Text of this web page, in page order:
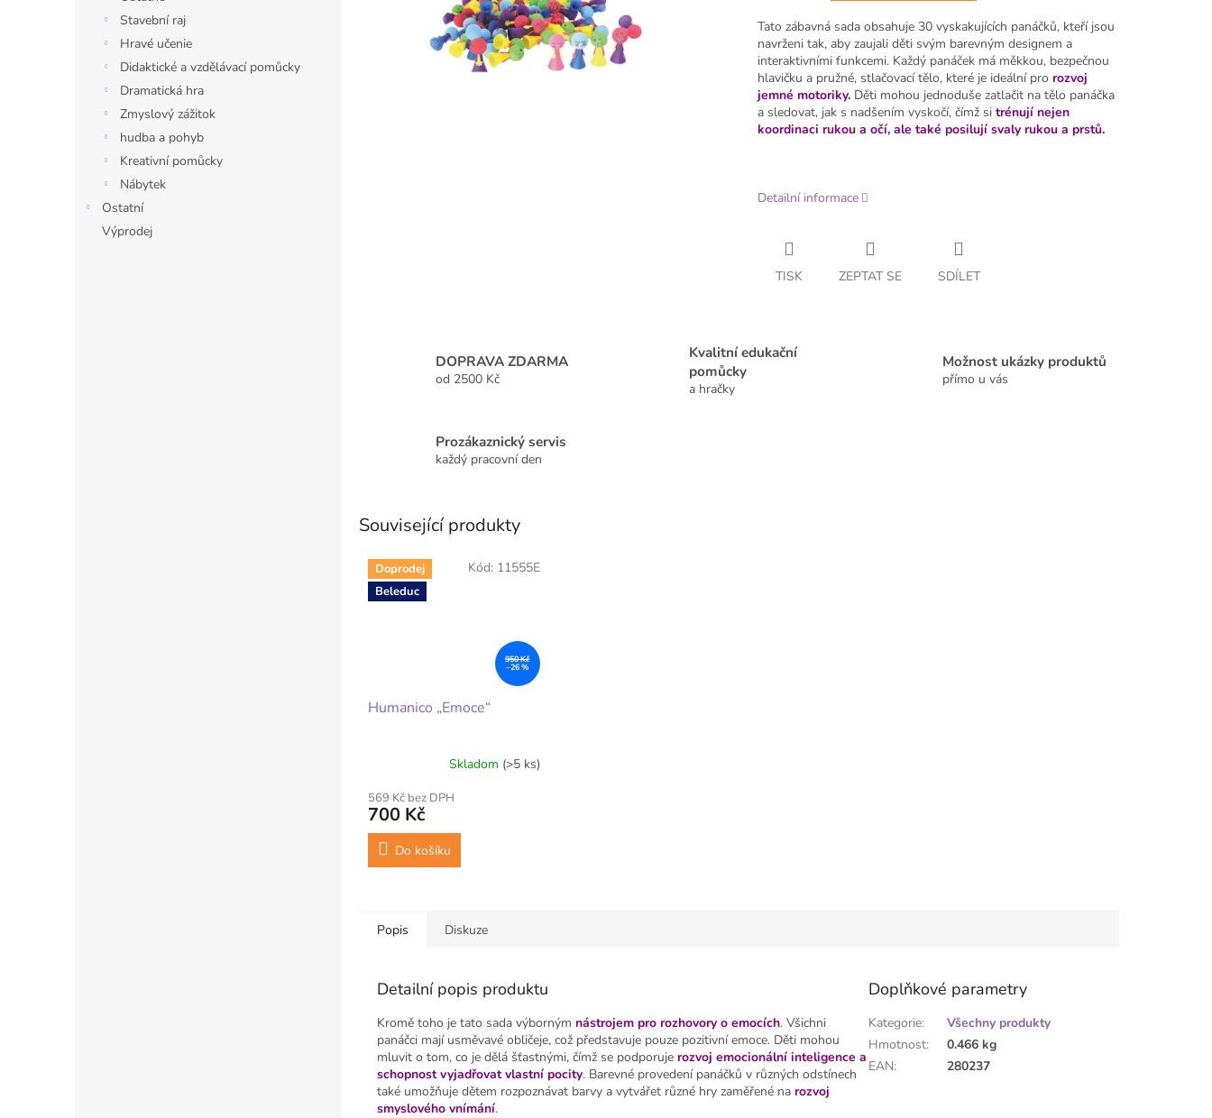
Stavební raj
Hravé učenie
Didaktické a vzdělávací pomůcky
Dramatická hra
Zmyslový zážitok
hudba a pohyb
Kreativní pomůcky
Nábytek
Ostatní
Výprodej
Tato zábavná sada obsahuje 30 vyskakujících panáčků, kteří jsou
navrženi tak, aby zaujali děti svým barevným designem a
interaktivními funkcemi. Každý panáček má měkkou, bezpečnou
hlavičku a pružné, stlačovací tělo, které je ideální pro rozvoj
jemné motoriky.Děti mohou jednoduše zatlačit na tělo panáčka
a sledovat, jak s nadšením vyskočí, čímž si trénují nejen
koordinaci rukou a očí, ale také posilují svaly rukou a prstů.
Detailní informace
TISK ZEPTAT SE SDÍLET
DOPRAVA ZDARMA
od 2500 Kč
Kvalitní edukační
pomůcky
a hračky
Možnost ukázky produktů
přímo u vás
Prozákaznický servis
každý pracovní den
Související produkty
Doprodej
Beleduc
950 Kč
–26 %
Humanico „Emoce“
Skladom (>5 ks)
569 Kč bez DPH
700 Kč
Do košíku
Kód: 11555E
Popis Diskuze
Detailní popis produktu
Kromě toho je tato sada výborným nástrojem pro rozhovory o emocích. Všichni
panáčci mají usměvavé obličeje, což představuje pouze pozitivní emoce. Děti mohou
mluvit o tom, co je dělá šťastnými, čímž se podporuje rozvoj emocionální inteligence a
schopnost vyjadřovat vlastní pocity. Barevné provedení panáčků v různých odstínech
také umožňuje dětem rozpoznávat barvy a vytvářet různé hry zaměřené na rozvoj
smyslového vnímání.
Doplňkové parametry
Kategorie:
Všechny produkty
Hmotnost:
0.466 kg
EAN: 280237